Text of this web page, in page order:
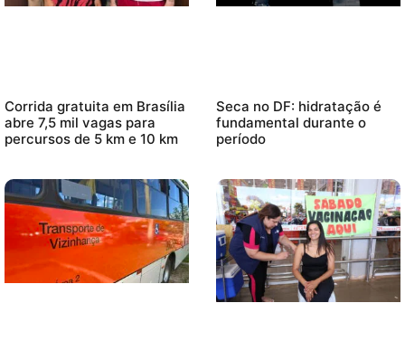
Corrida gratuita em Brasília
abre 7,5 mil vagas para
percursos de 5 km e 10 km
Seca no DF: hidratação é
fundamental durante o
período